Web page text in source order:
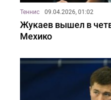
Теннис 09.04.2026, 01:02
Жукаев вышел в
Мехико